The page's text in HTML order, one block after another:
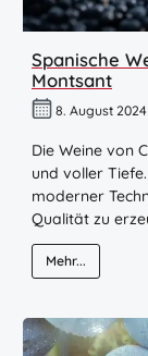
Spanische
Montsant
8. August 2024
Die Weine von
und voller
moderner
Qualität zu
Mehr...